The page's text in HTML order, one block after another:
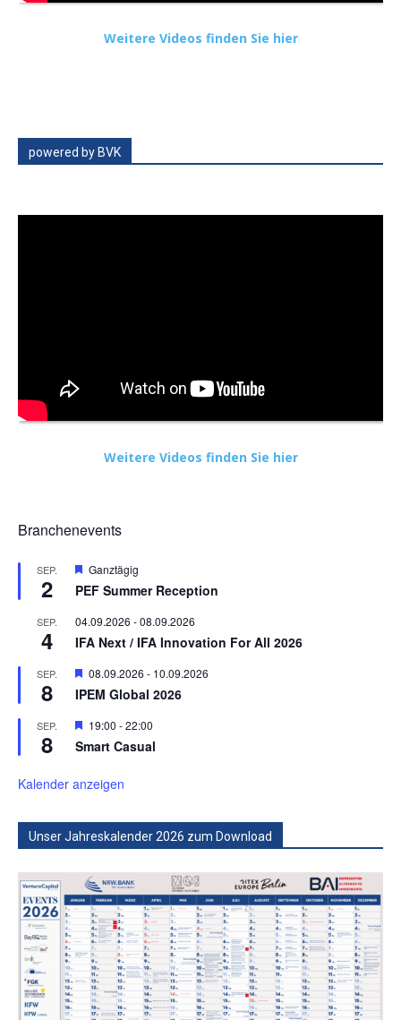
Weitere Videos finden Sie hier
powered by BVK
Weitere Videos finden Sie hier
Branchenevents
SEP.
2
Hervorgehoben
Ganztägig
PEF Summer Reception
SEP.
4
04.09.2026 -08.09.2026
IFA Next / IFA Innovation For All 2026
SEP.
8
Hervorgehoben
08.09.2026 - 10.09.2026
IPEM Global 2026
SEP.
8
Hervorgehoben
19:00 -22:00
Smart Casual
Kalender anzeigen
Unser Jahreskalender 2026 zum Download